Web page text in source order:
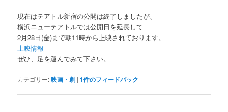
現在はテアトル新宿の公開は終了しましたが、
横浜ニューテアトルでは公開日を延長して
2月28日(金)まで朝11時から上映されております。
上映情報
ぜひ、足を運んでみて下さい。
カテゴリー:映画・劇 |1件のフィードバック